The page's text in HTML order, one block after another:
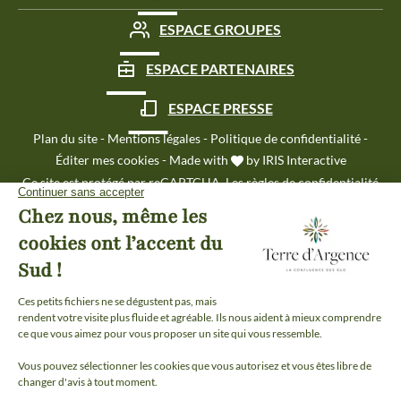
ESPACE GROUPES
ESPACE PARTENAIRES
ESPACE PRESSE
Plan du site- Mentions légales- Politique de confidentialité-
Éditer mes cookies - Made with by IRIS Interactive
Ce site est protégé par reCAPTCHA. Lesrègles de confidentialité
conditions d'utilisation